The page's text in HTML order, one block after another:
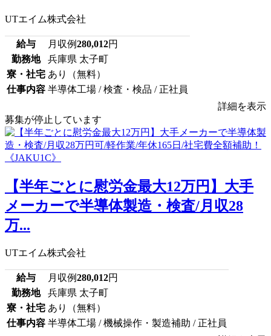
UTエイム株式会社
給与 月収例280,012円
勤務地
兵庫県 太子町
寮・社宅 あり（無料）
仕事内容 半導体工場 / 検査・検品 / 正社員
詳細を表示
募集が停止しています
【半年ごとに慰労金最大12万円】大手
メーカーで半導体製造・検査/月収28
万...
UTエイム株式会社
給与 月収例280,012円
勤務地
兵庫県 太子町
寮・社宅 あり（無料）
仕事内容 半導体工場 / 機械操作・製造補助 / 正社員